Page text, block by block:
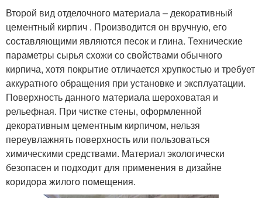
Второй вид отделочного материала – декоративный
цементный кирпич . Производится он вручную, его
составляющими являются песок и глина. Технические
параметры сырья схожи со свойствами обычного
кирпича, хотя покрытие отличается хрупкостью и требует
аккуратного обращения при установке и эксплуатации.
Поверхность данного материала шероховатая и
рельефная. При чистке стены, оформленной
декоративным цементным кирпичом, нельзя
переувлажнять поверхность или пользоваться
химическими средствами. Материал экологически
безопасен и подходит для применения в дизайне
коридора жилого помещения.